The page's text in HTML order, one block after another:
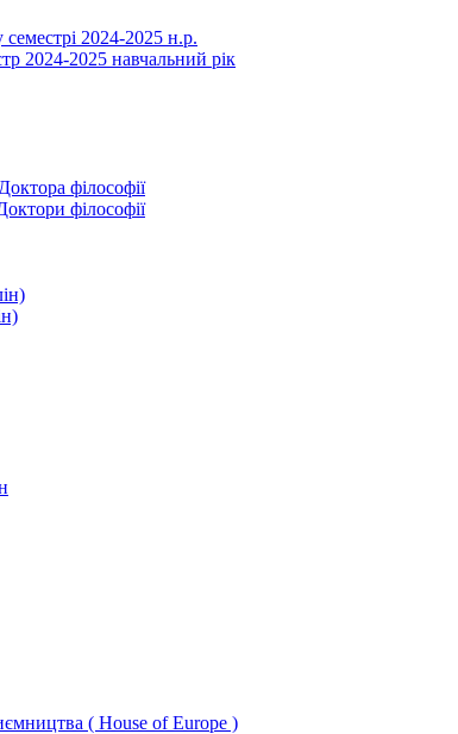
семестрі 2024-2025 н.р.
2024-2025 навчальний рік
філософії
філософії
( House of Europe )